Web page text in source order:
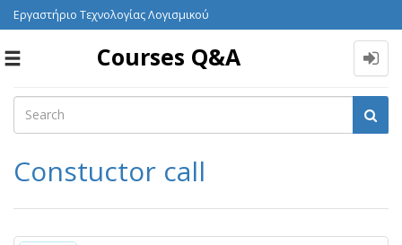
Εργαστήριο Τεχνολογίας Λογισμικού
Toggle
Courses Q&A
Constuctor call